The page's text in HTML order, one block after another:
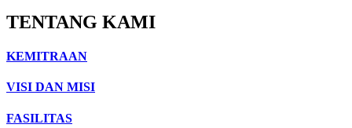
TENTANG KAMI
KEMITRAAN
VISI DAN MISI
FASILITAS